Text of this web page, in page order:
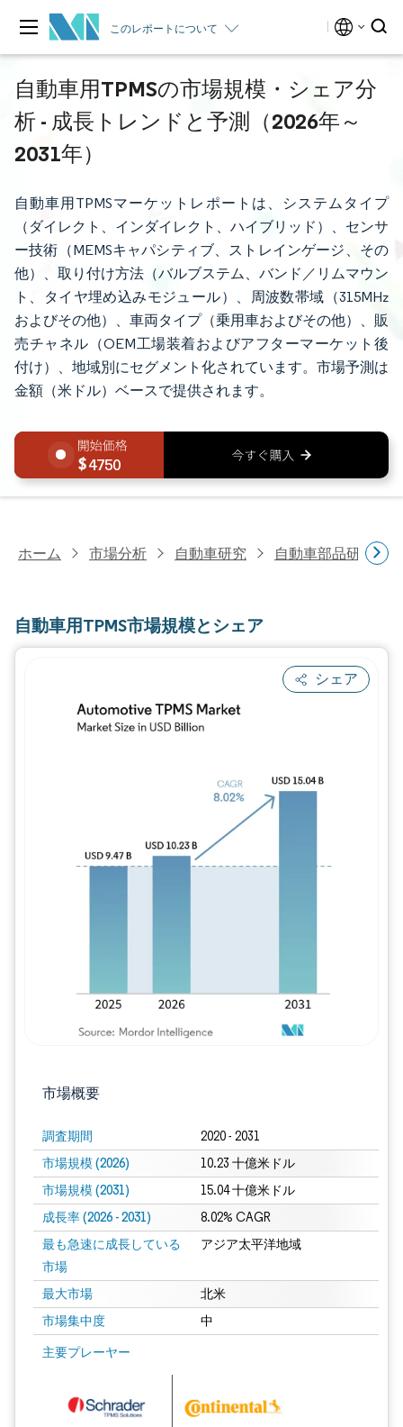
このレポートについて
自動車用TPMSの市場規模・シェア分
析 - 成長トレンドと予測（2026年～
2031年）
自動車用TPMSマーケットレポートは、システムタイプ
（ダイレクト、インダイレクト、ハイブリッド）、センサ
ー技術（MEMSキャパシティブ、ストレインゲージ、その
他）、取り付け方法（バルブステム、バンド／リムマウン
ト、タイヤ埋め込みモジュール）、周波数帯域（315MHz
およびその他）、車両タイプ（乗用車およびその他）、販
売チャネル（OEM工場装着およびアフターマーケット後
付け）、地域別にセグメント化されています。市場予測は
金額（米ドル）ベースで提供されます。
4750
ホーム 市場分析 自動車研究 自動車部品研究
自動車用TPMS市場規模とシェア
シェア
市場概要
調査期間 2020 - 2031
市場規模 (2026) 10.23 十億米ドル
市場規模 (2031) 15.04 十億米ドル
成長率 (2026 - 2031) 8.02% CAGR
最も急速に成長している
市場
アジア太平洋地域
最大市場 北米
市場集中度 中
主要プレーヤー
画像 © Mordor Intelligence。再利用にはCC BY 4.0の表示が必要です。